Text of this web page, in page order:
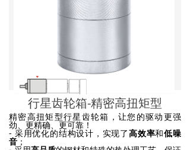
资料下载
行星齿轮箱-精密高扭矩型
精密高扭矩型行星齿轮箱，让您的驱动更强
劲、更精确、更可靠！
- 采用优化的结构设计，实现了高效率和低噪
音；